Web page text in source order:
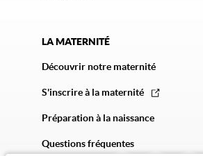
LA MATERNITÉ
Découvrir notre maternité
S'inscrire à la maternité
Préparation à la naissance
Questions fréquentes